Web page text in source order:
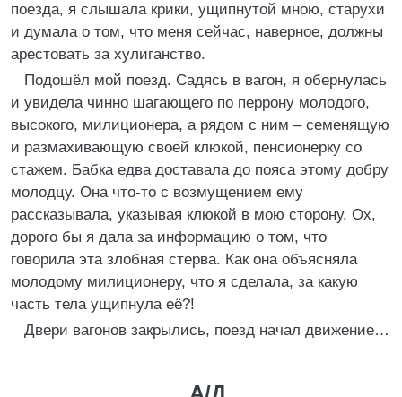
поезда, я слышала крики, ущипнутой мною, старухи
и думала о том, что меня сейчас, наверное, должны
арестовать за хулиганство.
Подошёл мой поезд. Садясь в вагон, я обернулась
и увидела чинно шагающего по перрону молодого,
высокого, милиционера, а рядом с ним – семенящую
и размахивающую своей клюкой, пенсионерку со
стажем. Бабка едва доставала до пояса этому добру
молодцу. Она что-то с возмущением ему
рассказывала, указывая клюкой в мою сторону. Ох,
дорого бы я дала за информацию о том, что
говорила эта злобная стерва. Как она объясняла
молодому милиционеру, что я сделала, за какую
часть тела ущипнула её?!
Двери вагонов закрылись, поезд начал движение…